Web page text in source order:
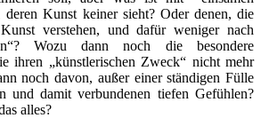
deren Kunst keiner sieht? Oder denen, die
verstehen, und dafür weniger nach
Wozu dann noch die besondere
ihren „künstlerischen Zweck“ nicht mehr
noch davon, außer einer ständigen Fülle
und damit verbundenen tiefen Gefühlen?
alles?